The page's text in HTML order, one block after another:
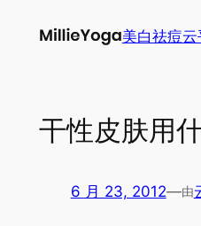
美白祛痘云
干性皮肤用
6 月 23, 2012—由